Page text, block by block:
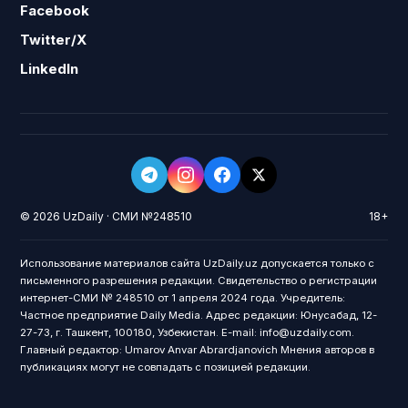
Facebook
Twitter/X
LinkedIn
© 2026 UzDaily · СМИ №248510 18+
Использование материалов сайта UzDaily.uz допускается только с
письменного разрешения редакции. Свидетельство о регистрации
интернет-СМИ № 248510 от 1 апреля 2024 года. Учредитель:
Частное предприятие Daily Media. Адрес редакции: Юнусабад, 12-
27-73, г. Ташкент, 100180, Узбекистан. E-mail: info@uzdaily.com.
Главный редактор: Umarov Anvar Abrardjanovich Мнения авторов в
публикациях могут не совпадать с позицией редакции.